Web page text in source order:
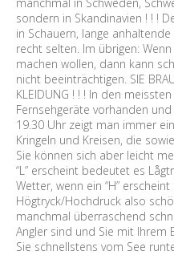
sondern in Skandinavien ! ! !
in Schauern, lange
recht selten. Im übrigen:
machen wollen, dann kann
nicht beeinträchtigen. SIE
KLEIDUNG ! ! ! In den
Fernsehgeräte vorhanden
19.30 Uhr zeigt man immer
Kringeln und Kreisen, die
Sie können sich aber leicht
“L” erscheint bedeutet es
Wetter, wenn ein “H”
Högtryck/Hochdruck also
manchmal überraschend
Angler sind und Sie mit
Sie schnellstens vom See